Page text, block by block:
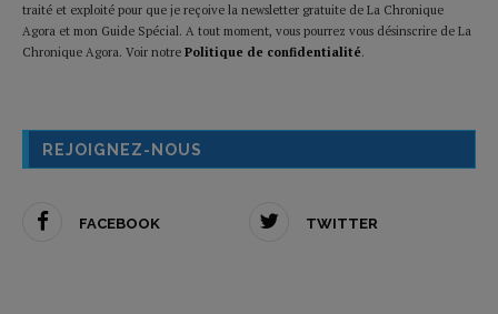
traité et exploité pour que je reçoive la newsletter gratuite de La Chronique
Agora et mon Guide Spécial. A tout moment, vous pourrez vous désinscrire de La
Chronique Agora. Voir notre Politique de confidentialité.
REJOIGNEZ-NOUS
FACEBOOK TWITTER